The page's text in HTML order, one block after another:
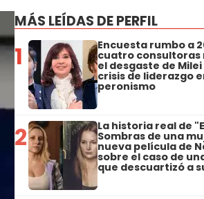
MÁS LEÍDAS DE PERFIL
1 Encuesta rumbo a
cuatro consultoras
el desgaste de Milei
crisis de liderazgo
peronismo
2 La historia real de
Sombras de una
nueva película de
sobre el caso de
que descuartizó a